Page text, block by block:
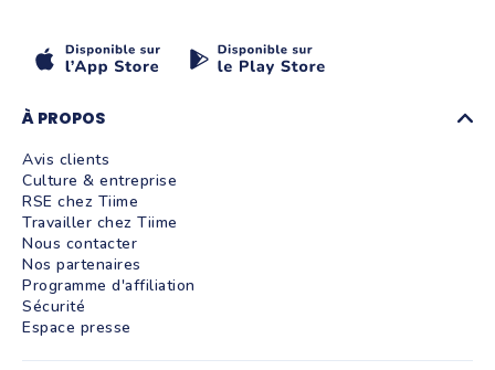
À PROPOS
Avis clients
Culture & entreprise
RSE chez Tiime
Travailler chez Tiime
Nous contacter
Nos partenaires
Programme d'affiliation
Sécurité
Espace presse